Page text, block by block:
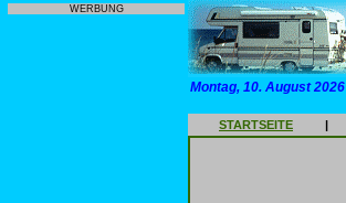
WERBUNG
Montag, 10. August 2026
STARTSEITE |